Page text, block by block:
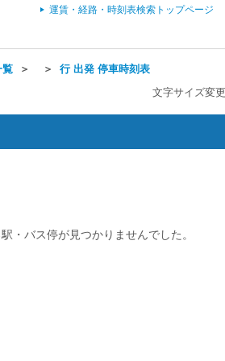
運賃・経路・時刻表検索トップページ
覧 ＞ ＞ 行 出発 停車時刻表
文字サイズ変更
・バス停が見つかりませんでした。